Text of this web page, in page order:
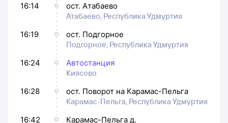
16:14
ост. Атабаево
Атабаево, Республика Удмуртия
16:19
ост. Подгорное
Подгорное, Республика Удмуртия
16:24
Автостанция
Киясово
16:28
ост. Поворот на Карамас-Пельга
Карамас-Пельга, Республика Удмуртия
16:42
Карамас-Пельга д.